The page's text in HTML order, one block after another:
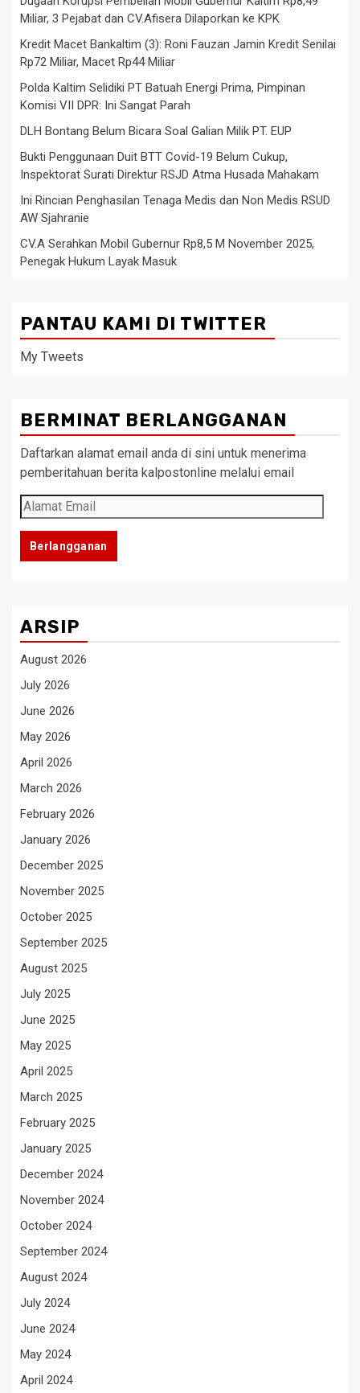
Miliar, 3 Pejabat dan CV.Afisera Dilaporkan ke KPK
Kredit Macet Bankaltim (3): Roni Fauzan Jamin Kredit Senilai
Rp72 Miliar, Macet Rp44 Miliar
Polda Kaltim Selidiki PT Batuah Energi Prima, Pimpinan
Komisi VII DPR: Ini Sangat Parah
DLH Bontang Belum Bicara Soal Galian Milik PT. EUP
Bukti Penggunaan Duit BTT Covid-19 Belum Cukup,
Inspektorat Surati Direktur RSJD Atma Husada Mahakam
Ini Rincian Penghasilan Tenaga Medis dan Non Medis RSUD
AW Sjahranie
CV.A Serahkan Mobil Gubernur Rp8,5 M November 2025,
Penegak Hukum Layak Masuk
PANTAU KAMI DI TWITTER
My Tweets
BERMINAT BERLANGGANAN
Daftarkan alamat email anda di sini untuk menerima
pemberitahuan berita kalpostonline melalui email
Alamat
Email
Berlangganan
ARSIP
August 2026
July 2026
June 2026
May 2026
April 2026
March 2026
February 2026
January 2026
December 2025
November 2025
October 2025
September 2025
August 2025
July 2025
June 2025
May 2025
April 2025
March 2025
February 2025
January 2025
December 2024
November 2024
October 2024
September 2024
August 2024
July 2024
June 2024
May 2024
April 2024